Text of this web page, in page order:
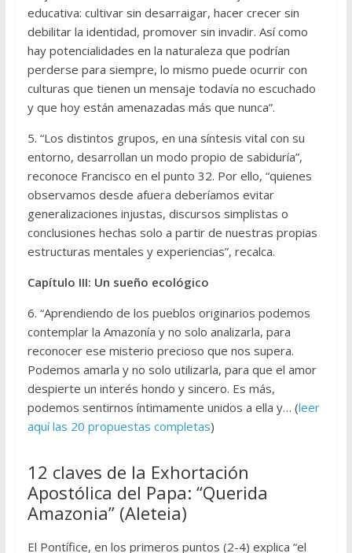
educativa: cultivar sin desarraigar, hacer crecer sin
debilitar la identidad, promover sin invadir. Así como
hay potencialidades en la naturaleza que podrían
perderse para siempre, lo mismo puede ocurrir con
culturas que tienen un mensaje todavía no escuchado
y que hoy están amenazadas más que nunca”.
5. “Los distintos grupos, en una síntesis vital con su
entorno, desarrollan un modo propio de sabiduría”,
reconoce Francisco en el punto 32. Por ello, “quienes
observamos desde afuera deberíamos evitar
generalizaciones injustas, discursos simplistas o
conclusiones hechas solo a partir de nuestras propias
estructuras mentales y experiencias”, recalca.
Capítulo III: Un sueño ecológico
6. “Aprendiendo de los pueblos originarios podemos
contemplar la Amazonía y no solo analizarla, para
reconocer ese misterio precioso que nos supera.
Podemos amarla y no solo utilizarla, para que el amor
despierte un interés hondo y sincero. Es más,
podemos sentirnos íntimamente unidos a ella y… (leer
aquí las 20 propuestas completas)
12 claves de la Exhortación
Apostólica del Papa: “Querida
Amazonia” (Aleteia)
El Pontífice, en los primeros puntos (2-4) explica “el